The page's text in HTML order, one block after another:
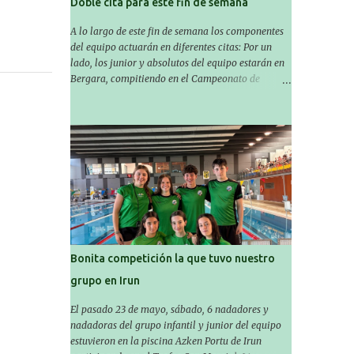
A lo largo de este fin de semana los componentes
del equipo actuarán en diferentes citas: Por un
lado, los junior y absolutos del equipo estarán en
Bergara, compitiendo en el Campeonato de
celebrará en dos jornadas: el sábado tendrá
sesiones de mañana y tarde y el domingo sólo de
mañana. Las sesiones de mañana comenzarán a
las 10:00 y las del sábado por la tarde a las 16:30.
Por otro lado, otro grupo pequeño actuará en el
polideportivo Antzizar de Beasain en el XXIIIº
memorial Leire Contreras , en una mañana
popular festiva organizada por el club Igartza. Las
pruebas empezarán a las 10:30, a las 11:30 habrá
pruebas populares australianas y después habrá
un almuerzo para todos y todas las participantes.
competiciones la encontraréis en nuestra web, en
el siguiente enlace:
https://www.es.buruntzaldeaikt.eus/competici%C3
Bonita competición la que tuvo nuestro
grupo en Irun
El pasado 23 de mayo, sábado, 6 nadadores y
nadadoras del grupo infantil y junior del equipo
estuvieron en la piscina Azken Portu de Irun